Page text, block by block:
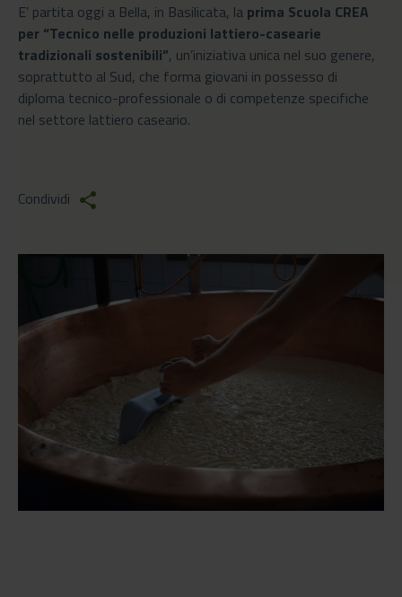
E’ partita oggi a Bella, in Basilicata, la prima Scuola CREA
per “Tecnico nelle produzioni lattiero-casearie
tradizionali sostenibili”, un’iniziativa unica nel suo genere,
soprattutto al Sud, che forma giovani in possesso di
diploma tecnico-professionale o di competenze specifiche
nel settore lattiero caseario.
Condividi share